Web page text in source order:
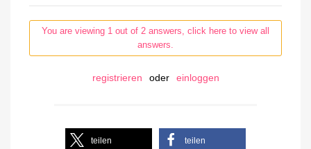
You are viewing 1 out of 2 answers, click here to view all
answers.
registrieren oder einloggen
teilen teilen